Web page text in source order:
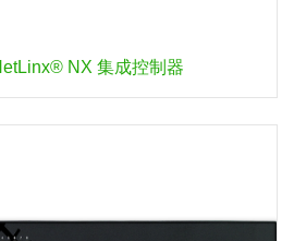
NX 集成控制器